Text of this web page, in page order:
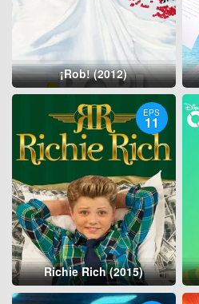
¡Rob! (2012)
EPS
11
Richie Rich (2015)